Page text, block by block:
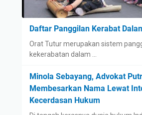
Daftar Panggilan Kerabat
Orat Tutur merupakan sistem
kekerabatan dalam …
Minola Sebayang, Advokat
Membesarkan Nama Lewat
Kecerdasan Hukum